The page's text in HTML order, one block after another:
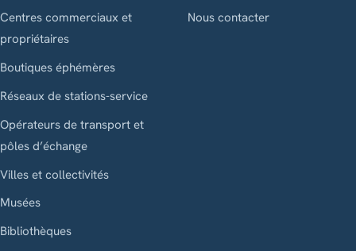
Centres commerciaux et
propriétaires
Boutiques éphémères
Réseaux de stations-service
Opérateurs de transport et
pôles d’échange
Villes et collectivités
Musées
Bibliothèques
Nous contacter